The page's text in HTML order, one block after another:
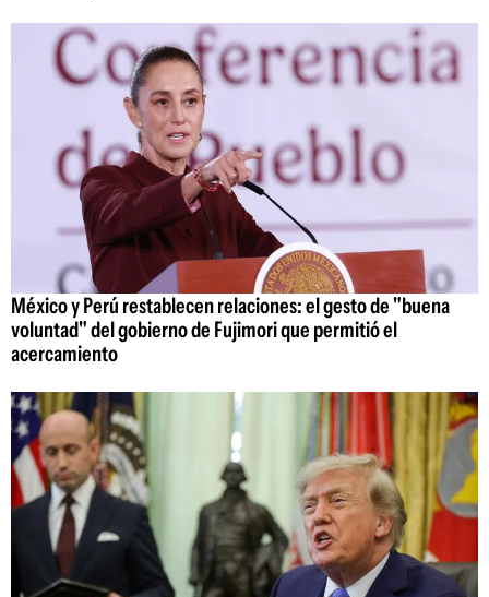
México y Perú restablecen relaciones: el gesto de "buena
voluntad" del gobierno de Fujimori que permitió el
acercamiento